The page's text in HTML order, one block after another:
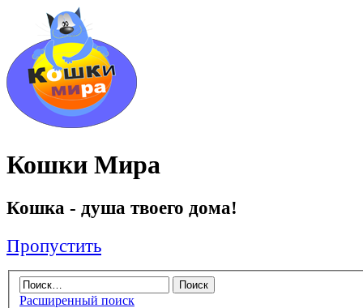
Кошки Мира
Кошка - душа твоего дома!
Пропустить
Расширенный поиск